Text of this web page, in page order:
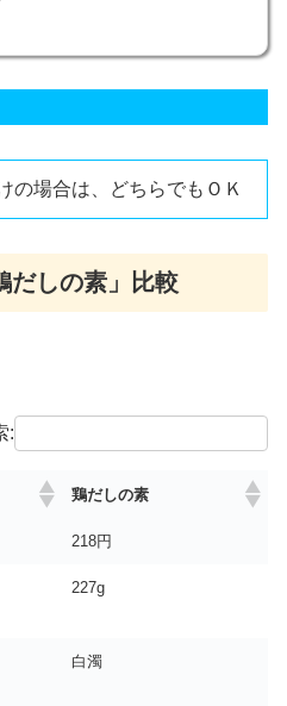
の場合は、どちらでもＯＫ
だしの素」比較
:
鶏だしの素
218円
227g
白濁